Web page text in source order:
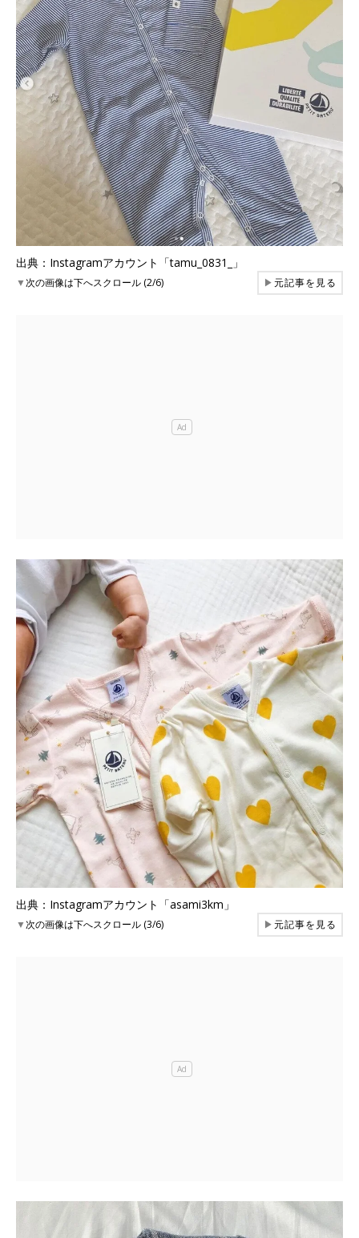
出典：Instagramアカウント「tamu_0831_」
▼次の画像は下へスクロール (2/6) ▶元記事を見る
出典：Instagramアカウント「asami3km」
▼次の画像は下へスクロール (3/6) ▶元記事を見る